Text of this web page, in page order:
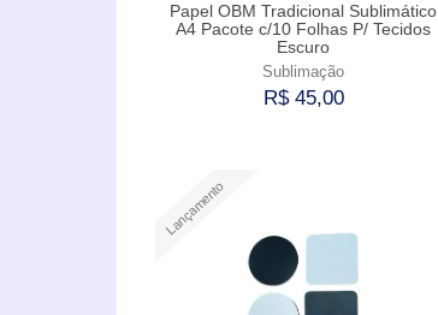
Papel OBM Tradicional Sublimático
A4 Pacote c/10 Folhas P/ Tecidos
Escuro
Sublimação
R$ 45,00
Lançamento